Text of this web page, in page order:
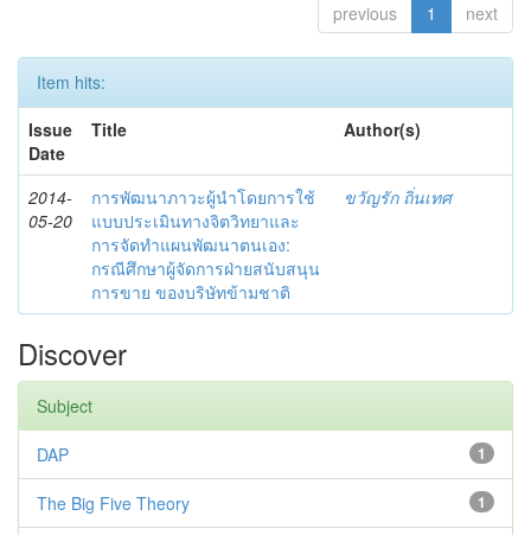
previous 1 next
Item hits:
Issue
Date
Title Author(s)
2014-
05-20
การพัฒนาภาวะผู้นำโดยการใช้
แบบประเมินทางจิตวิทยาและ
การจัดทำแผนพัฒนาตนเอง:
กรณีศึกษาผู้จัดการฝ่ายสนับสนุน
การขาย ของบริษัทข้ามชาติ
ขวัญรัก ถิ่นเทศ
Discover
Subject
1
DAP
1
The Big Five Theory